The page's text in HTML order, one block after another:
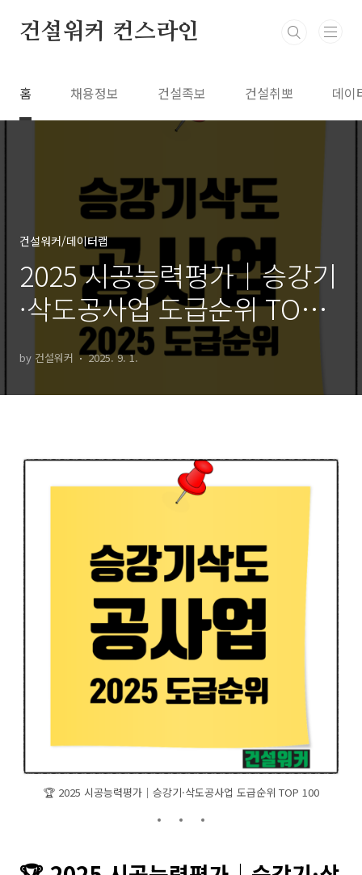
건설워커 컨스라인
홈 채용정보 건설족보 건설취뽀 데이
건설워커/데이터랩
2025 시공능력평가｜승강기
·삭도공사업 도급순위 TOP
by 건설워커 2025. 9. 1.
🏆 2025 시공능력평가｜승강기·삭도공사업 도급순위 TOP 100